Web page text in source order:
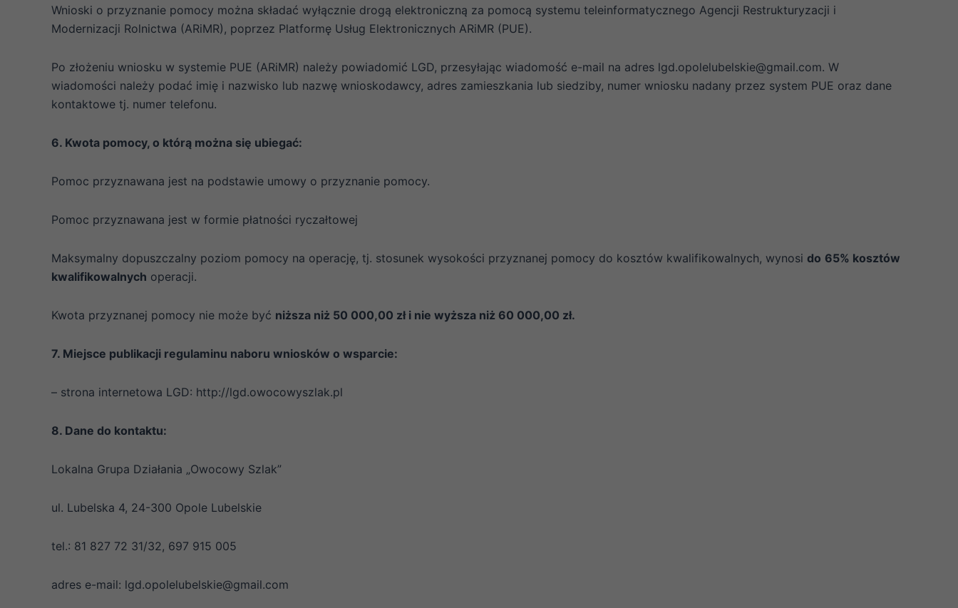
Wnioski o przyznanie pomocy można składać wyłącznie drogą elektroniczną za pomocą systemu teleinformatycznego Agencji Restrukturyzacji i
Modernizacji Rolnictwa (ARiMR), poprzez Platformę Usług Elektronicznych ARiMR (PUE).
Po złożeniu wniosku w systemie PUE (ARiMR) należy powiadomić LGD, przesyłając wiadomość e-mail na adres lgd.opolelubelskie@gmail.com. W
wiadomości należy podać imię i nazwisko lub nazwę wnioskodawcy, adres zamieszkania lub siedziby, numer wniosku nadany przez system PUE oraz dane
kontaktowe tj. numer telefonu.
6. Kwota pomocy, o którą można się ubiegać:
Pomoc przyznawana jest na podstawie umowy o przyznanie pomocy.
Pomoc przyznawana jest w formie płatności ryczałtowej
Maksymalny dopuszczalny poziom pomocy na operację, tj. stosunek wysokości przyznanej pomocy do kosztów kwalifikowalnych, wynosi do 65% kosztów
kwalifikowalnych operacji.
Kwota przyznanej pomocy nie może być niższa niż 50 000,00 zł i nie wyższa niż 60 000,00 zł.
7. Miejsce publikacji regulaminu naboru wniosków o wsparcie:
– strona internetowa LGD: http://lgd.owocowyszlak.pl
8. Dane do kontaktu:
Lokalna Grupa Działania „Owocowy Szlak”
ul. Lubelska 4, 24-300 Opole Lubelskie
tel.: 81 827 72 31/32, 697 915 005
adres e-mail: lgd.opolelubelskie@gmail.com